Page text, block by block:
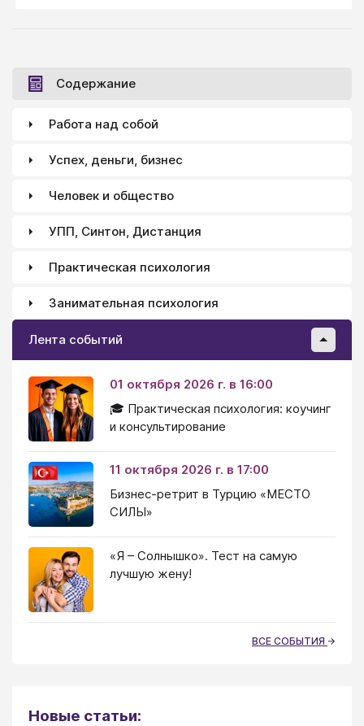
действия. У вас есть план на свою жизнь? На ее
ближайший отрезок?
Содержание
Работа над собой
Успех, деньги, бизнес
Человек и общество
УПП, Синтон, Дистанция
Практическая психология
Занимательная психология
Лента событий
01 октября 2026 г. в 16:00
🎓 Практическая психология: коучинг
и консультирование
11 октября 2026 г. в 17:00
Бизнес-ретрит в Турцию «МЕСТО
СИЛЫ»
«Я – Солнышко». Тест на самую
лучшую жену!
ВСЕ СОБЫТИЯ
Новые статьи: